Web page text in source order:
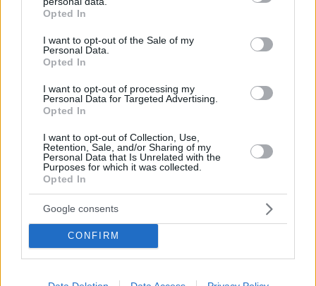
grant or deny consent to Google and its third-party tags to
use your data for below specified purposes in below Google
consent section.
Opted In
I want to opt-out of the Sale of my
Personal Data.
Opted In
I want to opt-out of processing my
Personal Data for Targeted Advertising.
Opted In
I want to opt-out of Collection, Use,
Retention, Sale, and/or Sharing of my
Personal Data that Is Unrelated with the
Purposes for which it was collected.
Opted In
Google consents
CONFIRM